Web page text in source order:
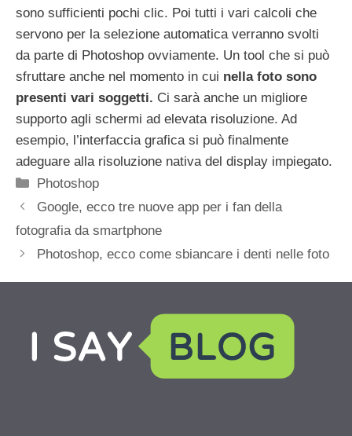
sono sufficienti pochi clic. Poi tutti i vari calcoli che
servono per la selezione automatica verranno svolti
da parte di Photoshop ovviamente. Un tool che si può
sfruttare anche nel momento in cui nella foto sono
presenti vari soggetti. Ci sarà anche un migliore
supporto agli schermi ad elevata risoluzione. Ad
esempio, l’interfaccia grafica si può finalmente
adeguare alla risoluzione nativa del display impiegato.
Categorie
Photoshop
Google, ecco tre nuove app per i fan della
fotografia da smartphone
Photoshop, ecco come sbiancare i denti nelle foto